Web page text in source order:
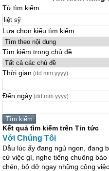
Từ tìm kiếm
Lựa chọn kiểu tìm kiếm
Tìm kiếm trong chủ đề
Thời gian (dd.mm.yyyy)
Đến ngày (dd.mm.yyyy)
Kết quả tìm kiếm trên Tin tức
Với Chúng Tôi
Dẫu lúc ấy đang ngủ ngon, đang
cứ việc gì, nghe tiếng chuông
chén, bỏ dở ngay những công